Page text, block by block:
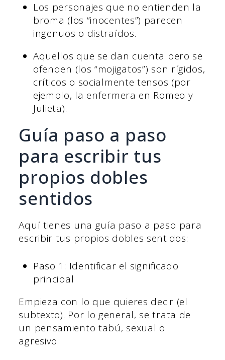
Los personajes que no entienden la
broma (los “inocentes”) parecen
ingenuos o distraídos.
Aquellos que se dan cuenta pero se
ofenden (los “mojigatos”) son rígidos,
críticos o socialmente tensos (por
ejemplo, la enfermera en Romeo y
Julieta).
Guía paso a paso
para escribir tus
propios dobles
sentidos
Aquí tienes una guía paso a paso para
escribir tus propios dobles sentidos:
Paso 1: Identificar el significado
principal
Empieza con lo que quieres decir (el
subtexto). Por lo general, se trata de
un pensamiento tabú, sexual o
agresivo.